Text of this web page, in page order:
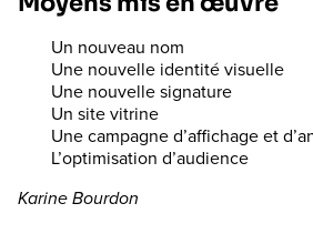
Un nouveau nom
Une nouvelle identité visuelle
Une nouvelle signature
Un site vitrine
Une campagne d’affichage et
L’optimisation d’audience
Karine Bourdon